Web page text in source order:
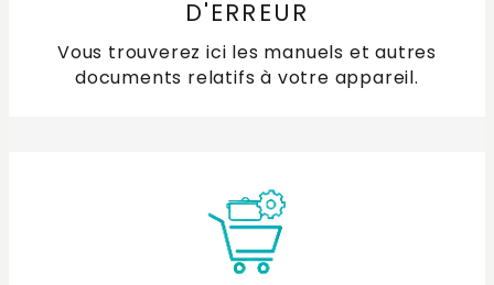
D'ERREUR
Vous trouverez ici les manuels et autres
documents relatifs à votre appareil.